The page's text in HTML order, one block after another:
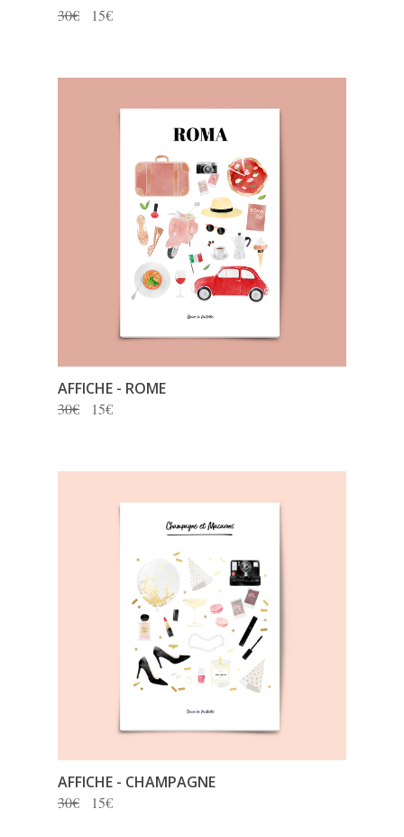
30€ 15€
AFFICHE - ROME
30€ 15€
AFFICHE - CHAMPAGNE
30€ 15€